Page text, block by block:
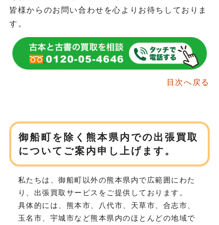
皆様からのお問い合わせを心よりお待ちしておりま
す。
目次へ戻る
御船町を除く熊本県内での出張買取
についてご案内申し上げます。
私たちは、御船町以外の熊本県内で広範囲にわた
り、 出張買取サービスをご提供しております。
具体的には、熊本市、八代市、天草市、合志市、
玉名市、宇城市など熊本県内のほとんどの地域で